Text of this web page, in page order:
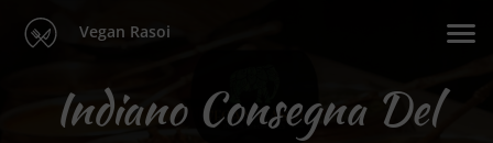
Vegan Rasoi
Indiano Consegna Del